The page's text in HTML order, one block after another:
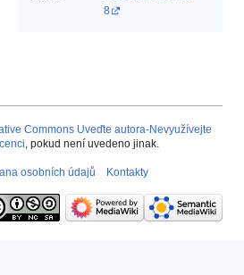
8
Commons Uveďte autora-Nevyužívejte
, pokud není uvedeno jinak.
osobních údajů Kontakty